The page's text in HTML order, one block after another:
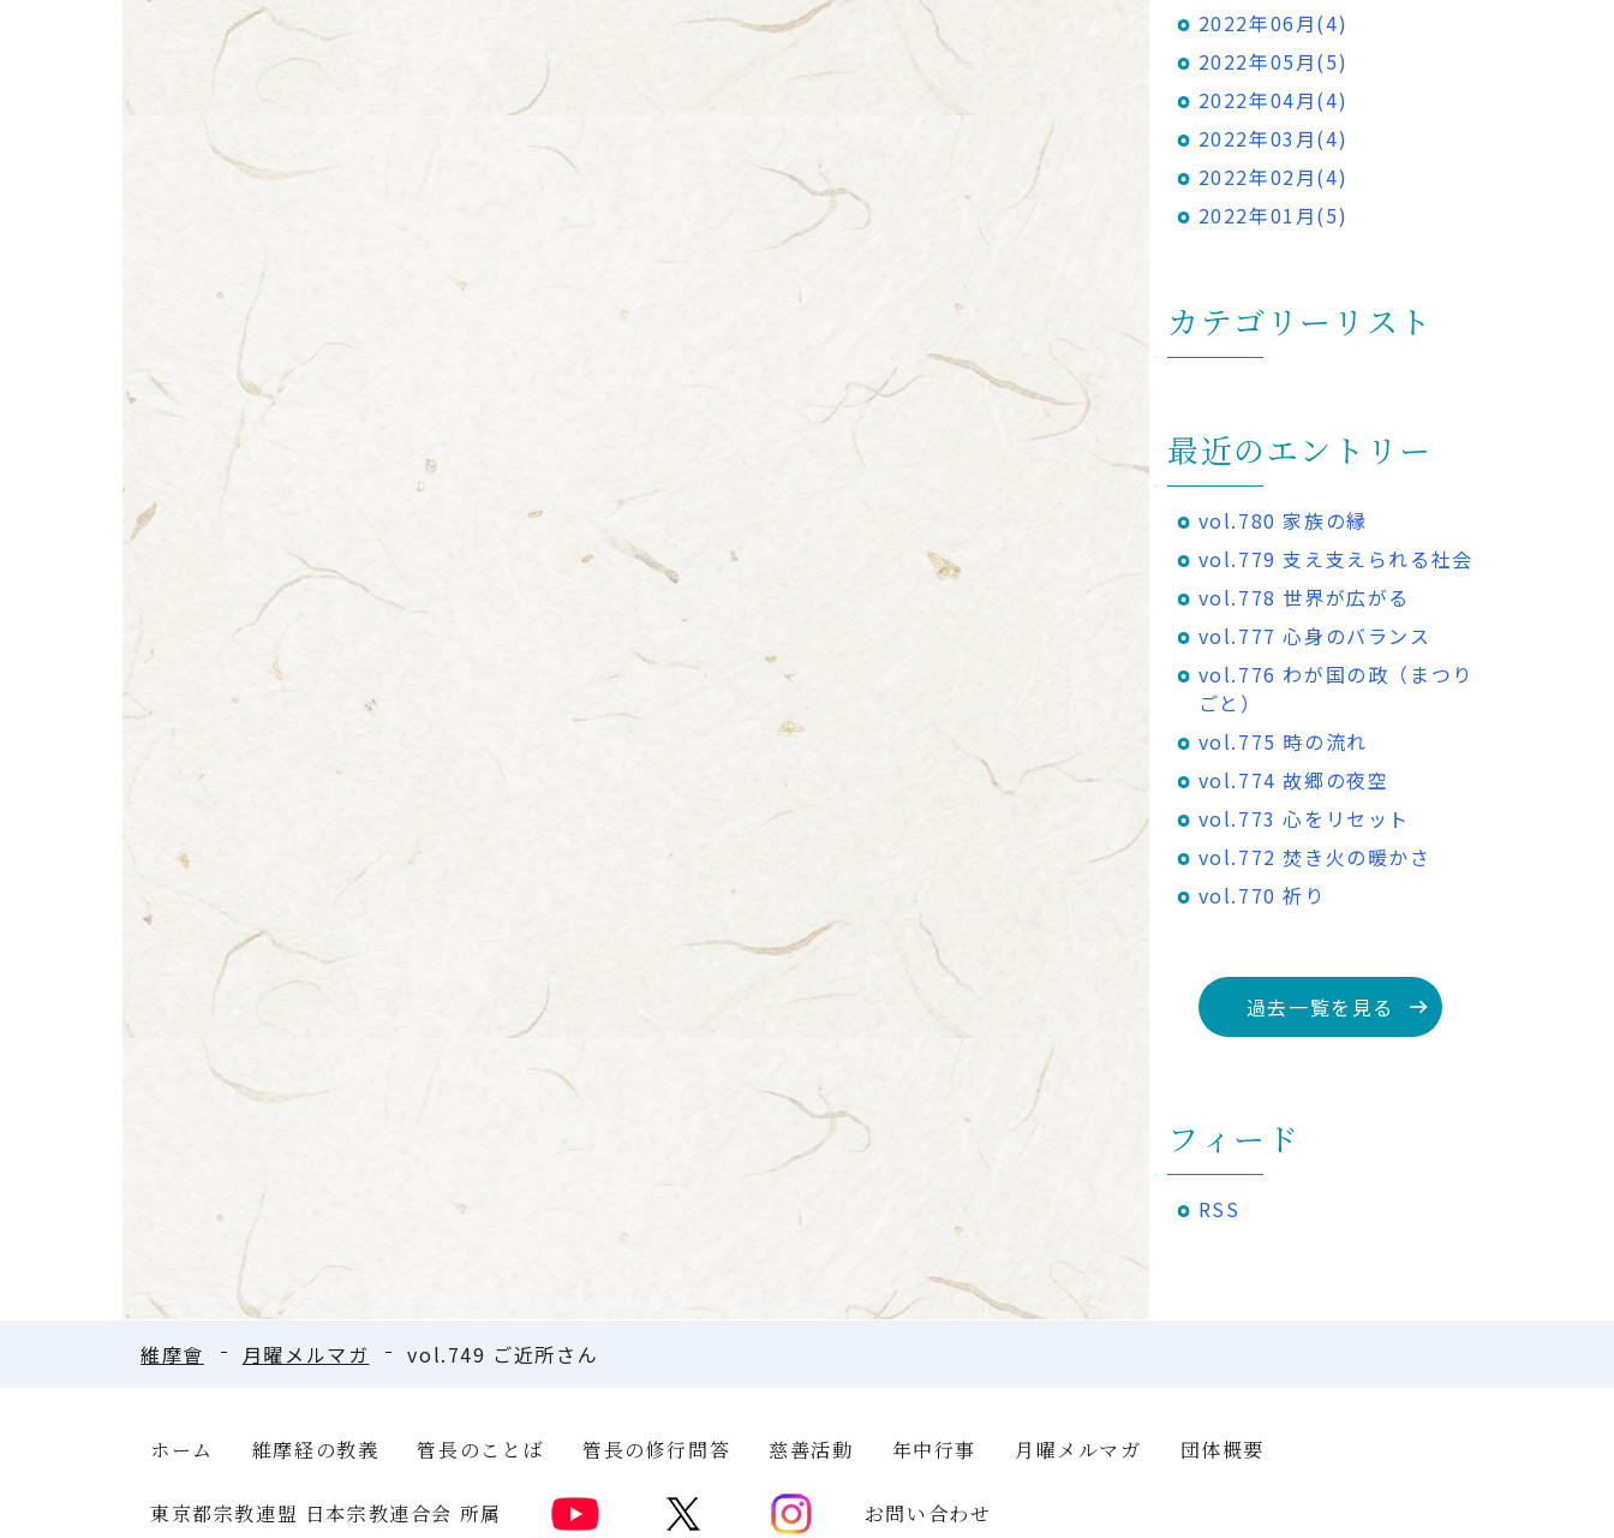
2022年06月(4)
2022年05月(5)
2022年04月(4)
2022年03月(4)
2022年02月(4)
2022年01月(5)
カテゴリーリスト
最近のエントリー
vol.780 家族の縁
vol.779 支え支えられる社会
vol.778 世界が広がる
vol.777 心身のバランス
vol.776 わが国の政（まつり
ごと）
vol.775 時の流れ
vol.774 故郷の夜空
vol.773 心をリセット
vol.772 焚き火の暖かさ
vol.770 祈り
過去一覧を見る
フィード
RSS
維摩會 月曜メルマガ vol.749 ご近所さん
ホーム 維摩経の教義 管長のことば 管長の修行問答 慈善活動 年中行事 月曜メルマガ 団体概要
東京都宗教連盟 日本宗教連合会 所属 お問い合わせ